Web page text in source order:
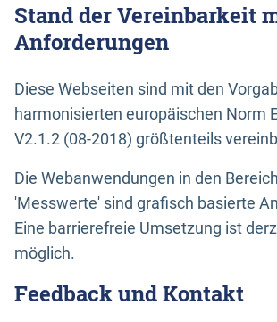
Stand der Vereinbarkeit
Anforderungen
Diese Webseiten sind mit den
harmonisierten europäischen Norm
V2.1.2 (08-2018) größtenteils
Die Webanwendungen in den
'Messwerte' sind grafisch basierte
Eine barrierefreie Umsetzung ist
möglich.
Feedback und Kontakt